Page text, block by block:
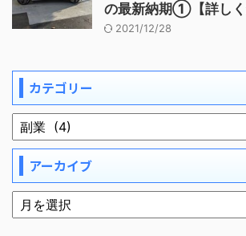
の最新納期①【詳しく
2021/12/28
カテゴリー
アーカイブ